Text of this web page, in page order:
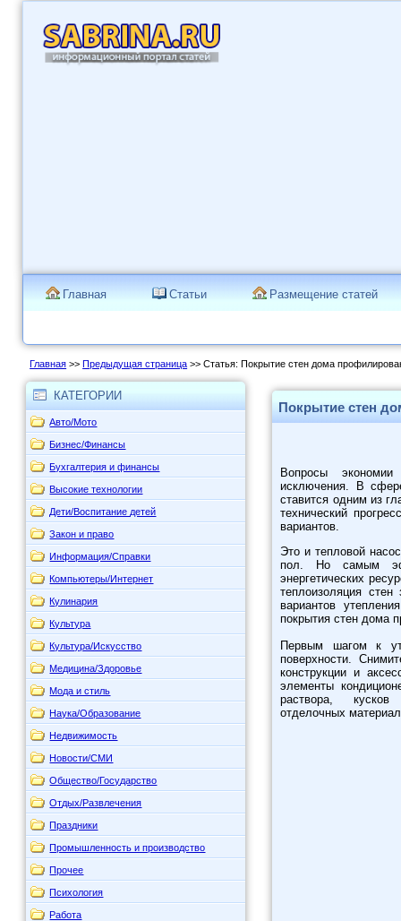
Главная Статьи Размещение статей
Главная >>Предыдущая страница >> Статья: Покрытие стен дома
КАТЕГОРИИ
Авто/Мото
Бизнес/Финансы
Бухгалтерия и финансы
Высокие технологии
Дети/Воспитание детей
Закон и право
Информация/Справки
Компьютеры/Интернет
Кулинария
Культура
Культура/Искусство
Медицина/Здоровье
Мода и стиль
Наука/Образование
Недвижимость
Новости/СМИ
Общество/Государство
Отдых/Развлечения
Праздники
Промышленность и производство
Прочее
Психология
Работа
Покрытие стен
Вопросы
исключения. В
ставится одним из
технический
вариантов.
Это и тепловой
пол. Но самым
энергетических
теплоизоляция
вариантов
покрытия стен дома
Первым шагом к
поверхности.
конструкции и
элементы
раствора,
отделочных